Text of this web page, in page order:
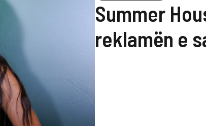
Summer
reklamën e